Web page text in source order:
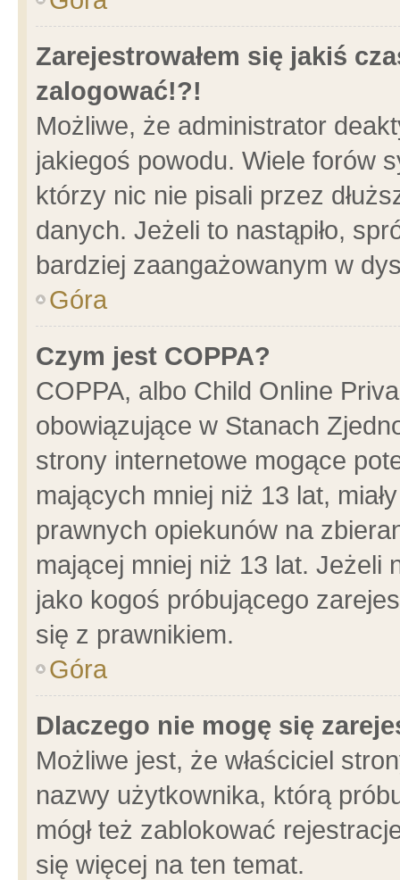
Zarejestrowałem się jakiś
zalogować!?!
Możliwe, że administrator
jakiegoś powodu. Wiele forów
którzy nic nie pisali przez
danych. Jeżeli to nastąpiło,
bardziej zaangażowanym w
Góra
Czym jest COPPA?
COPPA, albo Child Online
obowiązujące w Stanach
strony internetowe mogące
mających mniej niż 13 lat,
prawnych opiekunów na
mającej mniej niż 13 lat. Jeżeli
jako kogoś próbującego
się z prawnikiem.
Góra
Dlaczego nie mogę się
Możliwe jest, że właściciel
nazwy użytkownika, którą
mógł też zablokować
się więcej na ten temat.